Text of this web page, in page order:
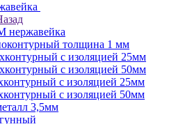
нержавейка
толщина 1 мм
с изоляцией 25мм
с изоляцией 50мм
с изоляцией 25мм
с изоляцией 50мм
3,5мм